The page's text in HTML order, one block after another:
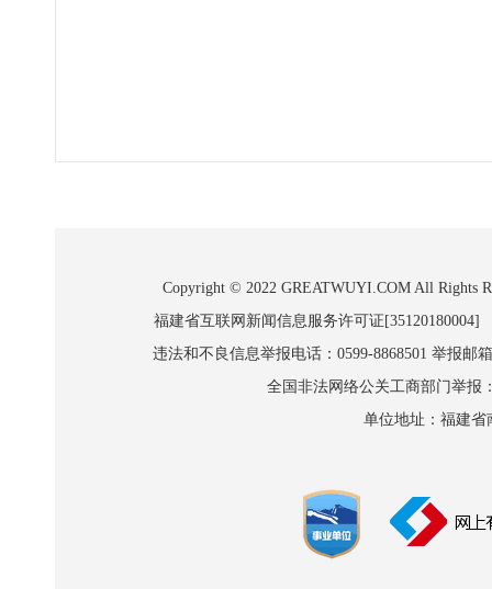
Copyright © 2022 GREATWUYI.COM All Rights
福建省互联网新闻信息服务许可证
违法和不良信息举报电话：0599-8868501 举报邮
全国非法网络公关工商部门举报
单位地址：福建省